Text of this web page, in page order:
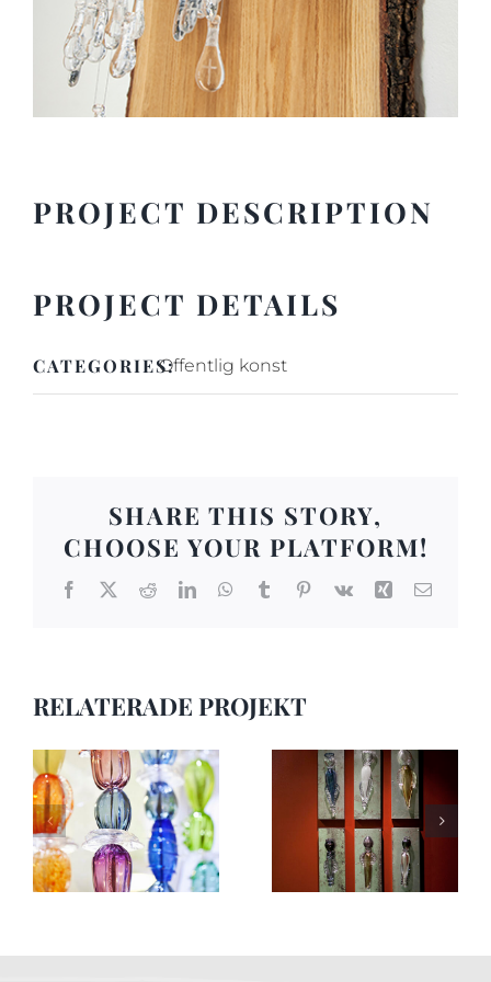
PROJECT DESCRIPTION
PROJECT DETAILS
CATEGORIES:Offentlig konst
SHARE THIS STORY,
CHOOSE YOUR PLATFORM!
Facebook
X RedditLinkedInWhatsApp
TumblrPinterest
Vk Xing E-
RELATERADE PROJEKT
Offentlig konst 17 Offentlig konst 16